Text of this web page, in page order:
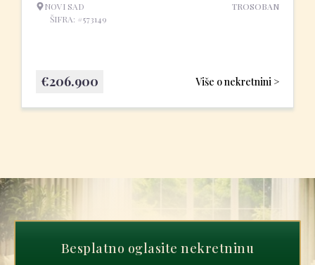
NOVI SAD
ŠIFRA: #573149
TROSOBAN
Više o nekretnini >
€206.900
Besplatno oglasite nekretninu